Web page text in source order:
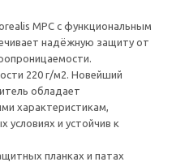
MPC с функциональным
надёжную защиту от
220 г/м2. Новейший
обладает
характеристикам,
условиях и устойчив к
планках и патах